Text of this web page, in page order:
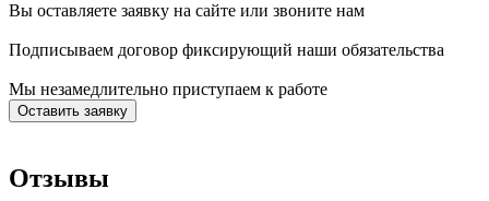
Вы оставляете заявку на сайте или звоните нам
Подписываем договор фиксирующий наши обязательства
Мы незамедлительно приступаем к работе
Оставить заявку
Отзывы